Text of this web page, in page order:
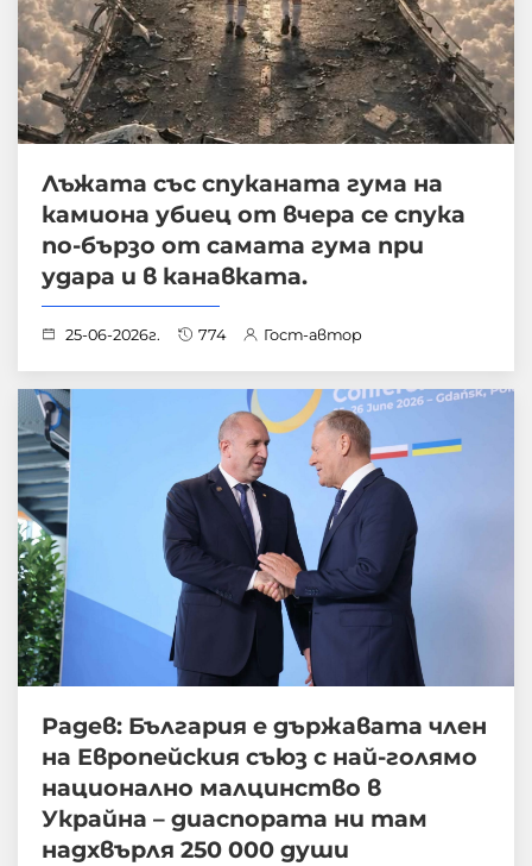
Лъжата със спуканата гума на
камиона убиец от вчера се спука
по-бързо от самата гума при
удара и в канавката.
25-06-2026г. 774 Гост-автор
Радев: България е държавата член
на Европейския съюз с най-голямо
национално малцинство в
Украйна – диаспората ни там
надхвърля 250 000 души